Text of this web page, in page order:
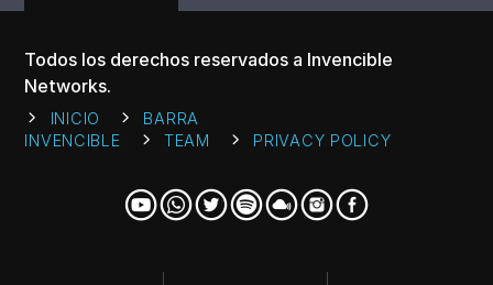
Todos los derechos reservados a Invencible
Networks.
INICIO
BARRA
INVENCIBLE
TEAM PRIVACY POLICY